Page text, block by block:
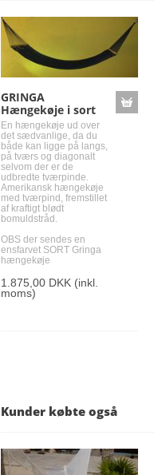
GRINGA
Hængekøje i sort
En hængekøje ud over
det sædvanlige, da du
både kan ligge på langs,
på tværs og diagonalt
selvom der er de
udbredte tværpinde.
Amerikansk hængekøje
med tværpind, fremstillet
af kraftigt blødt
bomuldstråd.
OBS der sendes en
ensfarvet SORT Gringa
hængekøje
1.875,00 DKK (inkl.
moms)
Kunder købte også